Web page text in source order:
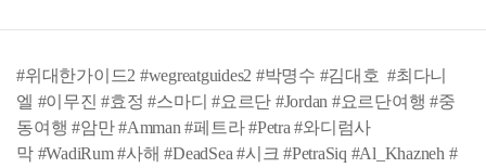
#위대한가이드2 #wegreatguides2 #박명수 #김대호 #최다니
엘 #이무진 #효정 #스마디 #요르단 #Jordan #요르단여행 #중
동여행 #암만 #Amman #페트라 #Petra #와디럼사
막 #WadiRum #사해 #DeadSea #시크 #PetraSiq #Al_Khazneh #